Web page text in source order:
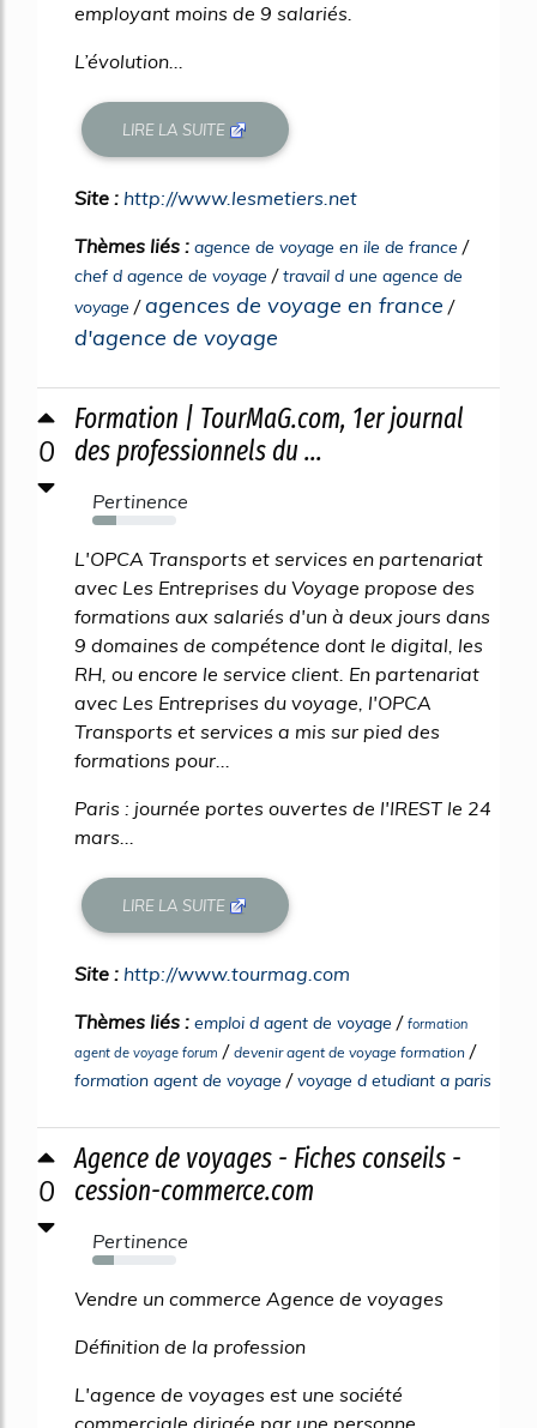
employant moins de 9 salariés.
L’évolution...
LIRE LA SUITE
Site : http://www.lesmetiers.net
Thèmes liés : agence de voyage en ile de france /
chef d agence de voyage /travail d une agence de
voyage /agences de voyage en france /
d'agence de voyage
0
Formation | TourMaG.com, 1er journal
des professionnels du ...
Pertinence
29%
L'OPCA Transports et services en partenariat
avec Les Entreprises du Voyage propose des
formations aux salariés d'un à deux jours dans
9 domaines de compétence dont le digital, les
RH, ou encore le service client. En partenariat
avec Les Entreprises du voyage, l'OPCA
Transports et services a mis sur pied des
formations pour...
Paris : journée portes ouvertes de l'IREST le 24
mars...
LIRE LA SUITE
Site : http://www.tourmag.com
Thèmes liés : emploi d agent de voyage / formation
agent de voyage forum / devenir agent de voyage formation /
formation agent de voyage /voyage d etudiant a paris
0
Agence de voyages - Fiches conseils -
cession-commerce.com
Pertinence
25%
Vendre un commerce Agence de voyages
Définition de la profession
L'agence de voyages est une société
commerciale dirigée par une personne